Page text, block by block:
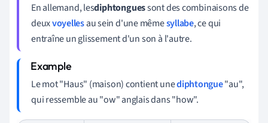
En allemand, lesdiphtonguessont des combinaisons de
deuxvoyellesau sein d'une mêmesyllabe, ce qui
entraîne un glissement d'un son à l'autre.
Le mot "Haus" (maison) contient unediphtongue"au",
qui ressemble au "ow" anglais dans "how".